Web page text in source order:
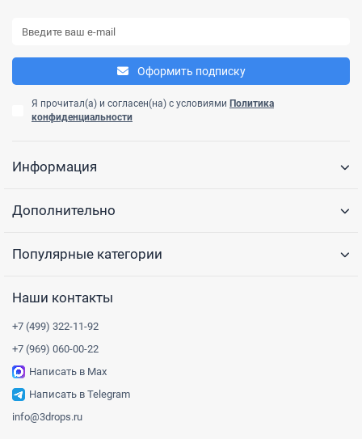
Оформить подписку
Я прочитал(а) и согласен(на) с условиями Политика
конфиденциальности
Информация
Дополнительно
Популярные категории
Наши контакты
+7 (499) 322-11-92
+7 (969) 060-00-22
Написать в Max
Написать в Telegram
info@3drops.ru